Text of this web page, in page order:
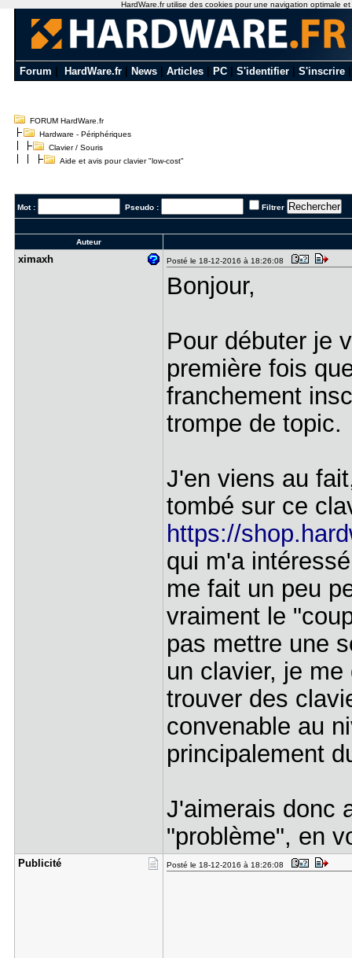
Forum HardWare.fr News Articles PC S'identifier S'inscrire
FORUM HardWare.fr
Hardware - Périphériques
Clavier / Souris
Aide et avis pour clavier "low-cost"
Mot : Pseudo : Filtrer
Auteur
ximaxh Posté le 18-12-2016 à 18:26:08
Bonjour,
Pour débuter je
première fois
franchement
trompe de topic.
J'en viens au
tombé sur ce
https://
qui m'a
me fait un peu
vraiment le
pas mettre une
un clavier, je
trouver des
convenable au
principalement
J'aimerais donc
"problème", en
Publicité Posté le 18-12-2016 à 18:26:08
HardWare.fr utilise des cookies pour une navigation optimale